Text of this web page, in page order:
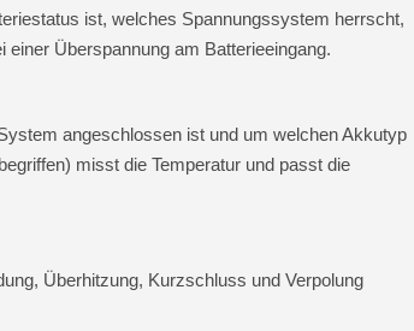
ist, welches Spannungssystem herrscht,
Überspannung am Batterieeingang.
angeschlossen ist und um welchen Akkutyp
misst die Temperatur und passt die
Überhitzung, Kurzschluss und Verpolung